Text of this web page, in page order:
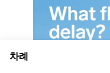
차례